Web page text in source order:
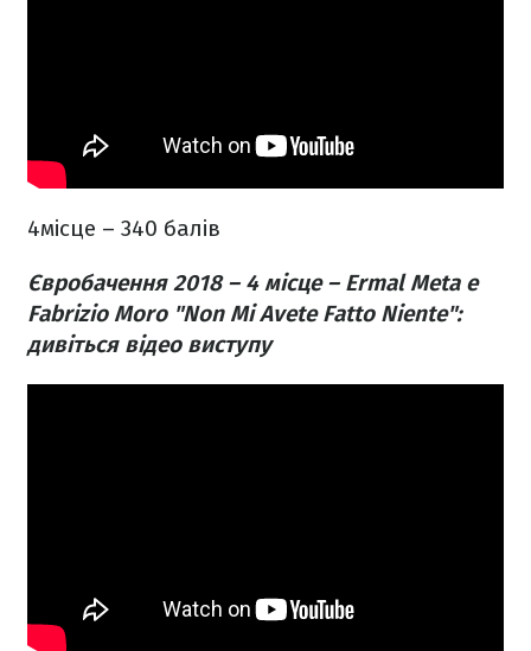
4місце – 340 балів
Євробачення 2018 – 4 місце – Ermal Meta e
Fabrizio Moro "Non Mi Avete Fatto Niente":
дивіться відео виступу